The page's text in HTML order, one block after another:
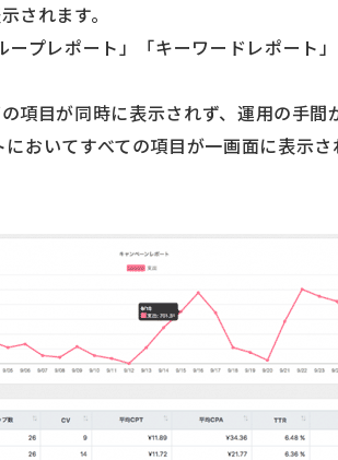
されます。
プレポート」「キーワードレポート
目が同時に表示されず、運用の手間
おいてすべての項目が一画面に表示さ